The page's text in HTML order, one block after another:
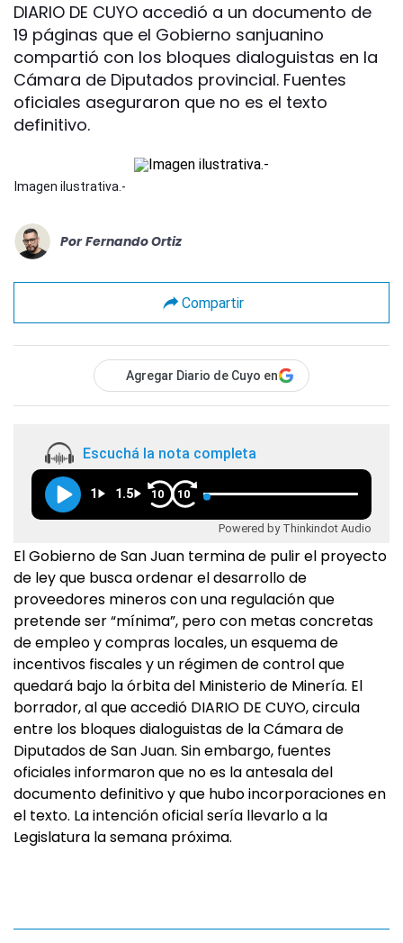
DIARIO DE CUYO accedió a un documento de
19 páginas que el Gobierno sanjuanino
compartió con los bloques dialoguistas en la
Cámara de Diputados provincial. Fuentes
oficiales aseguraron que no es el texto
definitivo.
Imagen ilustrativa.-
Por Fernando Ortiz
Compartir
Agregar Diario de Cuyo en
Escuchá la nota completa
1 1.5 10 10
Powered by Thinkindot Audio
El Gobierno de San Juan termina de pulir el proyecto
de ley que busca ordenar el desarrollo de
proveedores mineros con una regulación que
pretende ser “mínima”, pero con metas concretas
de empleo y compras locales, un esquema de
incentivos fiscales y un régimen de control que
quedará bajo la órbita del Ministerio de Minería. El
borrador, al que accedió DIARIO DE CUYO, circula
entre los bloques dialoguistas de la Cámara de
Diputados de San Juan. Sin embargo, fuentes
oficiales informaron que no es la antesala del
documento definitivo y que hubo incorporaciones en
el texto. La intención oficial sería llevarlo a la
Legislatura la semana próxima.